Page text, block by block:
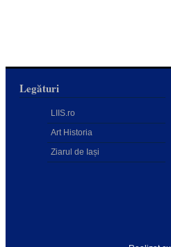
Legături
LIIS.ro
Art Historia
Ziarul de Iași